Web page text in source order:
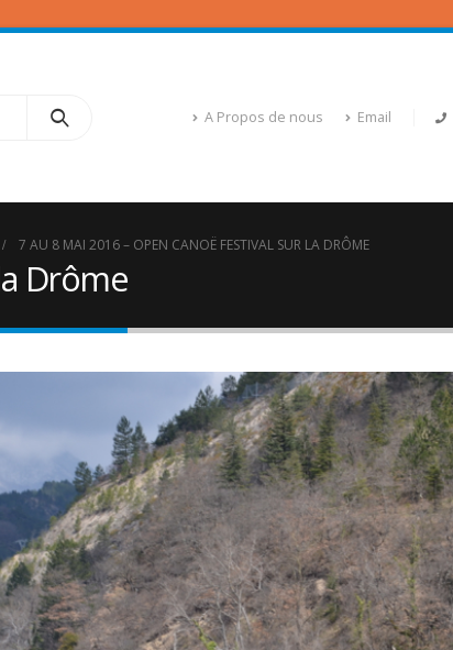
A Propos de nous Email
7 AU 8 MAI 2016 – OPEN CANOË FESTIVAL SUR LA DRÔME
Drôme